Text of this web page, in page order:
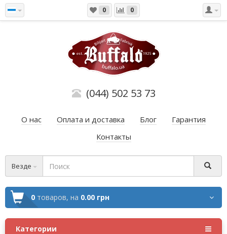
0 0
(044) 502 53 73
О нас Оплата и доставка Блог
Гарантия
Контакты
Везде
0 товаров, на 0.00 грн
Категории